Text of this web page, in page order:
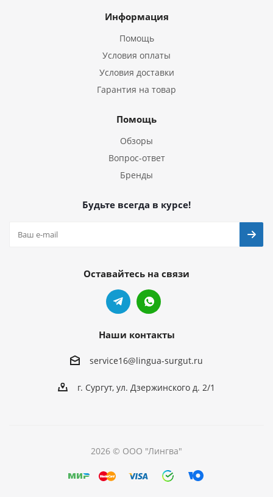
Информация
Помощь
Условия оплаты
Условия доставки
Гарантия на товар
Помощь
Обзоры
Вопрос-ответ
Бренды
Будьте всегда в курсе!
Оставайтесь на связи
Наши контакты
service16@lingua-surgut.ru
г. Сургут, ул. Дзержинского д. 2/1
2026 © ООО "Лингва"